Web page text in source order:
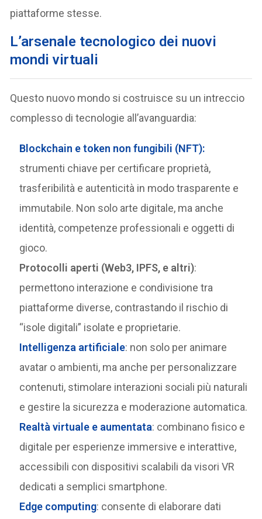
piattaforme stesse.
L’arsenale tecnologico dei nuovi
mondi virtuali
Questo nuovo mondo si costruisce su un intreccio
complesso di tecnologie all’avanguardia:
Blockchain e token non fungibili (NFT):
strumenti chiave per certificare proprietà,
trasferibilità e autenticità in modo trasparente e
immutabile. Non solo arte digitale, ma anche
identità, competenze professionali e oggetti di
gioco.
Protocolli aperti (Web3, IPFS, e altri):
permettono interazione e condivisione tra
piattaforme diverse, contrastando il rischio di
“isole digitali” isolate e proprietarie.
Intelligenza artificiale: non solo per animare
avatar o ambienti, ma anche per personalizzare
contenuti, stimolare interazioni sociali più naturali
e gestire la sicurezza e moderazione automatica.
Realtà virtuale e aumentata: combinano fisico e
digitale per esperienze immersive e interattive,
accessibili con dispositivi scalabili da visori VR
dedicati a semplici smartphone.
Edge computing: consente di elaborare dati